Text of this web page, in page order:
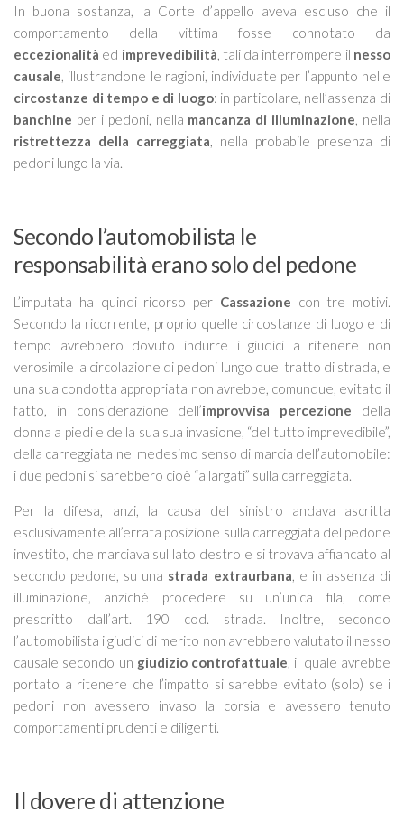
In buona sostanza, la Corte d’appello aveva escluso che il
comportamento della vittima fosse connotato da
eccezionalità ed imprevedibilità, tali da interrompere il nesso
causale, illustrandone le ragioni, individuate per l’appunto nelle
circostanze di tempo e di luogo: in particolare, nell’assenza di
banchine per i pedoni, nella mancanza di illuminazione, nella
ristrettezza della carreggiata, nella probabile presenza di
pedoni lungo la via.
Secondo l’automobilista le
responsabilità erano solo del pedone
L’imputata ha quindi ricorso per Cassazione con tre motivi.
Secondo la ricorrente, proprio quelle circostanze di luogo e di
tempo avrebbero dovuto indurre i giudici a ritenere non
verosimile la circolazione di pedoni lungo quel tratto di strada, e
una sua condotta appropriata non avrebbe, comunque, evitato il
fatto, in considerazione dell’improvvisa percezione della
donna a piedi e della sua sua invasione, “del tutto imprevedibile”,
della carreggiata nel medesimo senso di marcia dell’automobile:
i due pedoni si sarebbero cioè “allargati” sulla carreggiata.
Per la difesa, anzi, la causa del sinistro andava ascritta
esclusivamente all’errata posizione sulla carreggiata del pedone
investito, che marciava sul lato destro e si trovava affiancato al
secondo pedone, su una strada extraurbana, e in assenza di
illuminazione, anziché procedere su un’unica fila, come
prescritto dall’art. 190 cod. strada. Inoltre, secondo
l’automobilista i giudici di merito non avrebbero valutato il nesso
causale secondo un giudizio controfattuale, il quale avrebbe
portato a ritenere che l’impatto si sarebbe evitato (solo) se i
pedoni non avessero invaso la corsia e avessero tenuto
comportamenti prudenti e diligenti.
Il dovere di attenzione